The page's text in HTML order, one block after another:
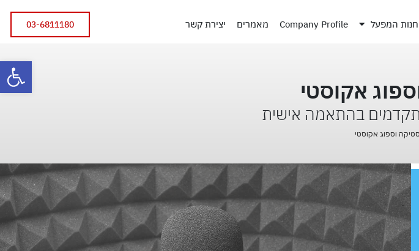
חנות המפעל Company Profile מאמרים יצירת קשר 03-6811180
אקוסטי
בהתאמה אישית
וספוג אקוסטי